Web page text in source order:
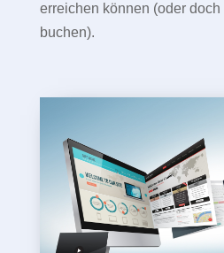
erreichen können (oder
buchen).